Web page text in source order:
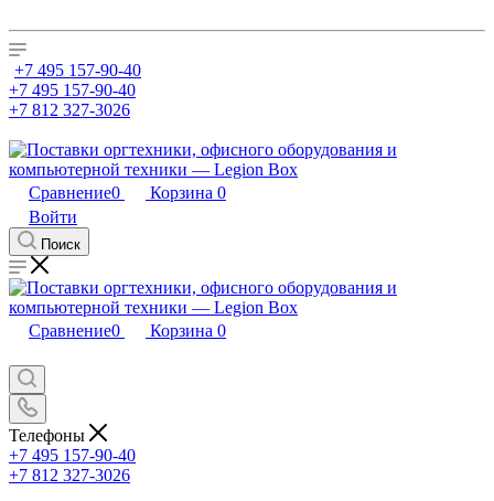
+7 495 157-90-40
+7 495 157-90-40
+7 812 327-3026
Сравнение0 Корзина 0
Войти
Поиск
Сравнение0 Корзина 0
Телефоны
+7 495 157-90-40
+7 812 327-3026